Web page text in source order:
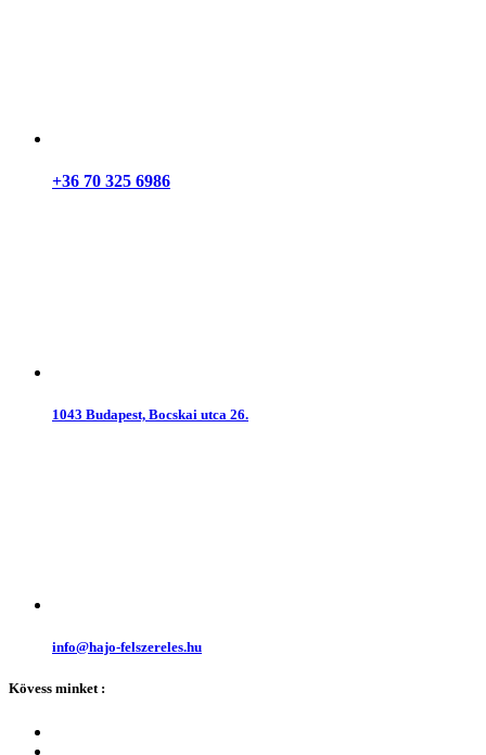
+36 70 325 6986
1043 Budapest, Bocskai utca 26.
info@hajo-felszereles.hu
Kövess minket :